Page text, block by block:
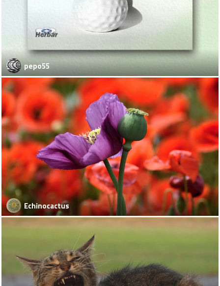
pepo55
Echinocactus